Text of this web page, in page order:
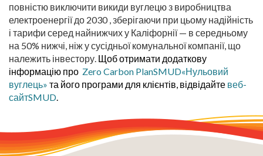
повністю виключити викиди вуглецю з виробництва
електроенергії до 2030 , зберігаючи при цьому надійність
і тарифи серед найнижчих у Каліфорнії — в середньому
на 50% нижчі, ніж у сусідньої комунальної компанії, що
належить інвестору. Щоб отримати додаткову
інформацію про Zero Carbon PlanSMUD«Нульовий
вуглець» та його програми для клієнтів, відвідайте веб-
сайтSMUD.